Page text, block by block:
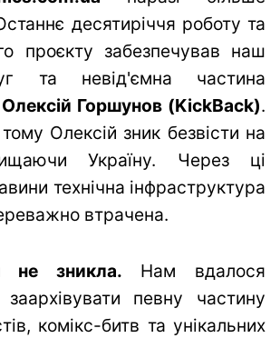
десятиріччя роботу та
проєкту забезпечував наш
та невід'ємна частина
Олексій Горшунов (KickBack).
Олексій зник безвісти на
Україну. Через ці
технічна інфраструктура
втрачена.
не зникла. Нам вдалося
певну частину
комікс-битв та унікальних